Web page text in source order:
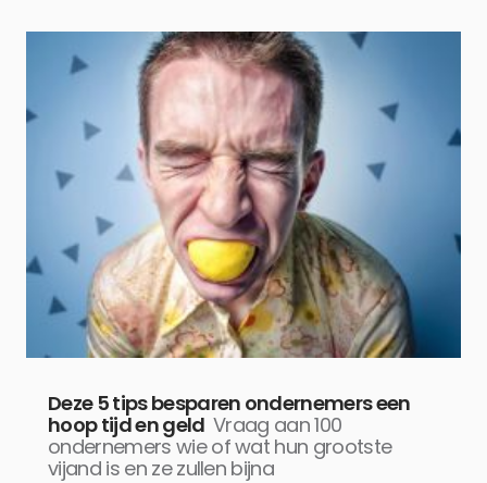
Deze 5 tips besparen ondernemers een
hoop tijd en geld Vraag aan 100
ondernemers wie of wat hun grootste
vijand is en ze zullen bijna